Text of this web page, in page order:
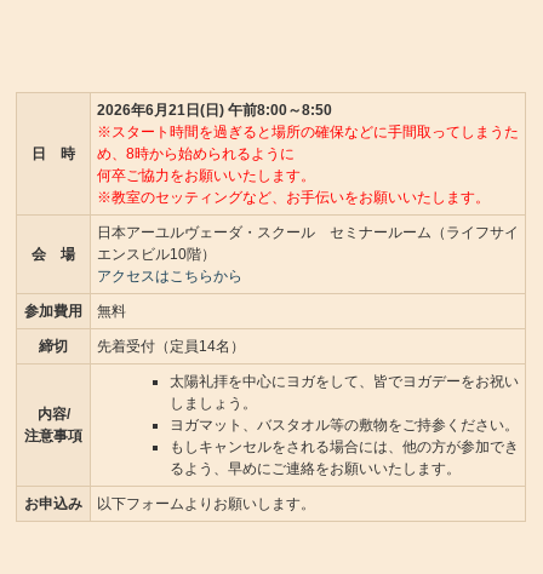
日 時
2026年6月21日(日) 午前8:00～8:50
※スタート時間を過ぎると場所の確保などに手間取ってしまうた
め、8時から始められるように
何卒ご協力をお願いいたします。
※教室のセッティングなど、お手伝いをお願いいたします。
会 場
日本アーユルヴェーダ・スクール セミナールーム（ライフサイ
エンスビル10階）
アクセスはこちらから
参加費用 無料
締切 先着受付（定員14名）
内容/
注意事項
太陽礼拝を中心にヨガをして、皆でヨガデーをお祝い
しましょう。
ヨガマット、バスタオル等の敷物をご持参ください。
もしキャンセルをされる場合には、他の方が参加でき
るよう、早めにご連絡をお願いいたします。
お申込み 以下フォームよりお願いします。